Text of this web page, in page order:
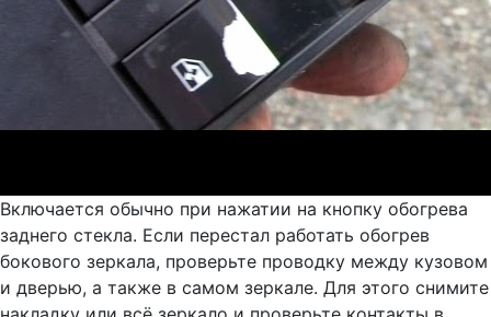
Включается обычно при нажатии на кнопку обогрева
заднего стекла. Если перестал работать обогрев
бокового зеркала, проверьте проводку между кузовом
и дверью, а также в самом зеркале. Для этого снимите